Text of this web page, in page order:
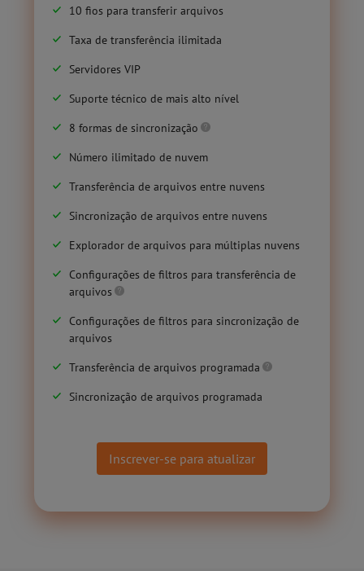
10 fios para transferir arquivos
Taxa de transferência ilimitada
Servidores VIP
Suporte técnico de mais alto nível
8 formas de sincronização
Número ilimitado de nuvem
Transferência de arquivos entre nuvens
Sincronização de arquivos entre nuvens
Explorador de arquivos para múltiplas nuvens
Configurações de filtros para transferência de
arquivos
Configurações de filtros para sincronização de
arquivos
Transferência de arquivos programada
Sincronização de arquivos programada
Inscrever-se para atualizar